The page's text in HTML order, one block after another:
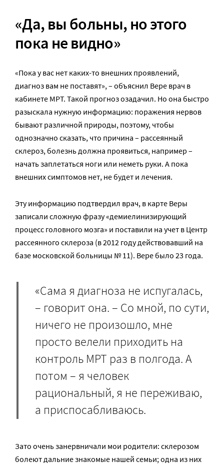
«Да, вы больны, но этого
пока не видно»
«Пока у вас нет каких-то внешних проявлений,
диагноз вам не поставят», – объяснил Вере врач в
кабинете МРТ. Такой прогноз озадачил. Но она быстро
разыскала нужную информацию: поражения нервов
бывают различной природы, поэтому, чтобы
однозначно сказать, что причина – рассеянный
склероз, болезнь должна проявиться, например –
начать заплетаться ноги или неметь руки. А пока
внешних симптомов нет, не будет и лечения.
Эту информацию подтвердил врач, в карте Веры
записали сложную фразу «демиелинизирующий
процесс головного мозга» и поставили на учет в Центр
рассеянного склероза (в 2012 году действовавший на
базе московской больницы № 11). Вере было 23 года.
«Сама я диагноза не испугалась,
– говорит она. – Со мной, по сути,
ничего не произошло, мне
просто велели приходить на
контроль МРТ раз в полгода. А
потом – я человек
рациональный, я не переживаю,
а приспосабливаюсь.
Зато очень занервничали мои родители: склерозом
болеют дальние знакомые нашей семьи; одна из них